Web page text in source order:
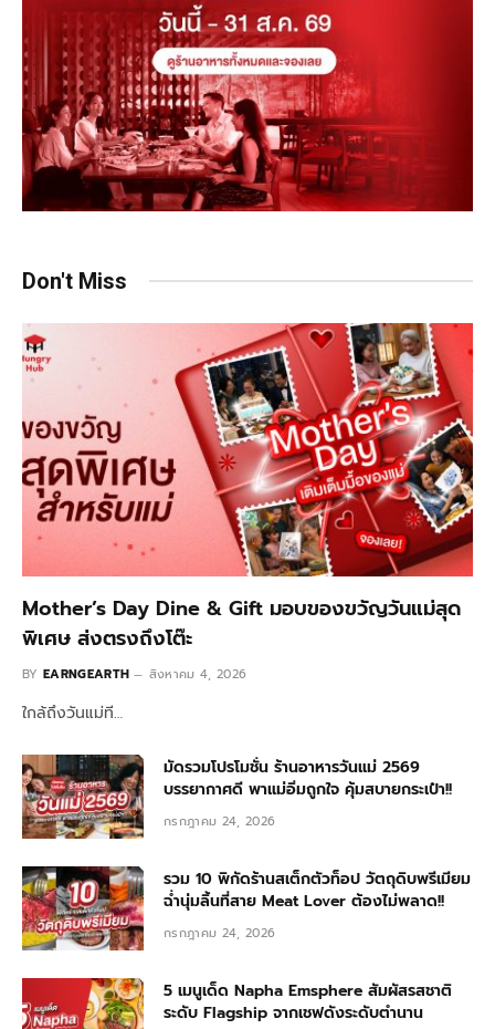
Don't Miss
Mother’s Day Dine & Gift มอบของขวัญวันแม่สุด
พิเศษ ส่งตรงถึงโต๊ะ
BY EARNGEARTH สิงหาคม 4, 2026
ใกล้ถึงวันแม่ที…
มัดรวมโปรโมชั่น ร้านอาหารวันแม่ 2569
บรรยากาศดี พาแม่อิ่มถูกใจ คุ้มสบายกระเป๋า!!
กรกฎาคม 24, 2026
รวม 10 พิกัดร้านสเต็กตัวท็อป วัตถุดิบพรีเมียม
ฉ่ำนุ่มลิ้นที่สาย Meat Lover ต้องไม่พลาด!!
กรกฎาคม 24, 2026
5 เมนูเด็ด Napha Emsphere สัมผัสรสชาติ
ระดับ Flagship จากเชฟดังระดับตำนาน